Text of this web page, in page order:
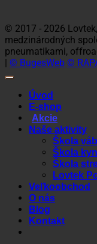
© 2017 - 2026
medzinárodných
pneumatikami,
| © BugesWeb ©
Úvod
E-shop
Akcie
Naše aktivity
Škola
Škola
Škola
Lovtek
Veľkoobchod
O nás
Blog
Kontakt